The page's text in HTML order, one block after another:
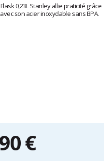
0,23L Stanley allie praticité grâce
son acier inoxydable sans BPA.
€